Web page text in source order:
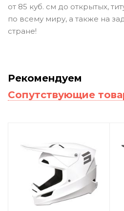
от 85 куб. см до открытых,
по всему миру, а также на
стране!
Рекомендуем
Сопутствующие